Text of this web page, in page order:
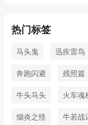
热门标签
马头鬼 迅疾雷鸟
奔跑闪避 残照篇
牛头马头 火车魂
烟炎之怪 牛若战